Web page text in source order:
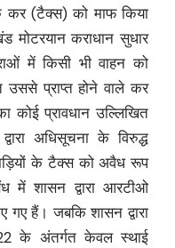
के कर (टैक्स) को माफ किया
मोटरयान कराधान सुधार
में किसी भी वाहन को
उससे प्राप्त होने वाले कर
कोई प्रावधान उल्लिखित
अधिसूचना के विरुद्ध
के टैक्स को अवैध रूप
में शासन द्वारा आरटीओ
गए हैं। जबकि शासन द्वारा
के अंतर्गत केवल स्थाई